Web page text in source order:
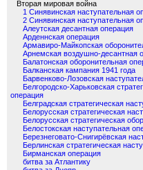
Вторая мировая война
1 Синявинская наступательная
2 Синявинская наступательная
Алеутская десантная операция
Арденнская операция
Армавиро-Майкопская
Арнемская воздушно-десантная
Балатонская оборонительная
Балканская кампания 1941 года
Барвенково-Лозовская
Белгородско-Харьковская
операция
Белградская стратегическая
Белорусская стратегическая
Белорусская стратегическая
Белостокская наступательная
Березнеговато-Снигирёвская
Берлинская стратегическая
Бирманская операция
битва за Атлантику